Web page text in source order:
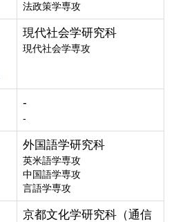
法政策学専攻
現代社会学研究科
現代社会学専攻
-
-
外国語学研究科
英米語学専攻
中国語学専攻
言語学専攻
京都文化学研究科（通信